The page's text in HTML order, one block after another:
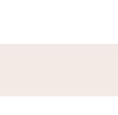
快適さが魅力